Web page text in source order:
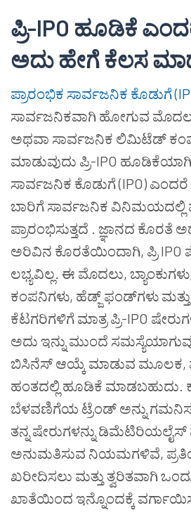
ಪ್ರಿ-IPO ಹೂಡಿಕೆ
ಅದು ಹೇಗೆ ಕೆಲಸ
ಪ್ರಾರಂಭಿಕ ಸಾರ್ವಜನಿಕ ಕೊಡುಗೆ
ಸಾರ್ವಜನಿಕವಾಗಿ ಹೋಗುವ
ಅಥವಾ ಸಾರ್ವಜನಿಕ ಲಿಮಿಟೆಡ್
ಮಾಡುವುದು ಪ್ರಿ-IPO
ಸಾರ್ವಜನಿಕ ಕೊಡುಗೆ (IPO)
ಬಾರಿಗೆ ಸಾರ್ವಜನಿಕ ವಿನಿಮಯದಲ್ಲಿ
ಪ್ರಾರಂಭಿಸುತ್ತದೆ . ಜ್ಞಾನದ ಕೊರತೆ
ಅರಿವಿನ ಕೊರತೆಯಿಂದಾಗಿ, ಪ್ರಿ IPO
ಲಭ್ಯವಿಲ್ಲ. ಈ ಮೊದಲು,
ಕಂಪನಿಗಳು, ಹೆಡ್ಜ್ ಫಂಡ್‌ಗಳು
ಕೆಟಗರಿಗಳಿಗೆ ಮಾತ್ರ ಪ್ರಿ-IPO
ಅದು ಇನ್ನು ಮುಂದೆ
ಬಿಸಿನೆಸ್ ಆಯ್ಕೆ ಮಾಡುವ ಮೂಲಕ,
ಹಂತದಲ್ಲಿ ಹೂಡಿಕೆ
ಬೆಳವಣಿಗೆಯ ಟ್ರೆಂಡ್ ಅನ್ನು
ತನ್ನ ಷೇರುಗಳನ್ನು
ಅನುಮತಿಸುವ ನಿಯಮಗಳಿವೆ,
ಖರೀದಿಸಲು ಮತ್ತು ತ್ವರಿತವಾಗಿ
ಖಾತೆಯಿಂದ ಇನ್ನೊಂದಕ್ಕೆ